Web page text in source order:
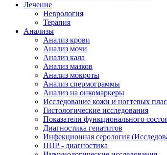
Лечение
Неврология
Терапия
Анализы
Анализ крови
Анализ мочи
Анализ кала
Анализ мазков
Анализ мокроты
Анализ спермограммы
Анализ на онкомаркеры
Исследование кожи и ногтевых
Гистологические исследования
Показатели функционального
Диагностика гепатитов
Инфекционная серология
ПЦР - диагностика